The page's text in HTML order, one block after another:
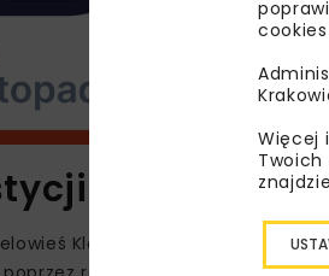
Klasztorna ma pełnić
Więcej